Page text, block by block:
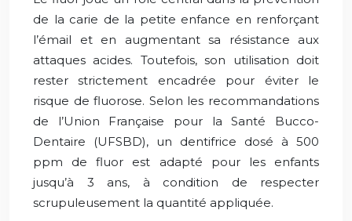
de la carie de la petite enfance en renforçant
l’émail et en augmentant sa résistance aux
attaques acides. Toutefois, son utilisation doit
rester strictement encadrée pour éviter le
risque de fluorose. Selon les recommandations
de l’Union Française pour la Santé Bucco-
Dentaire (UFSBD), un dentifrice dosé à 500
ppm de fluor est adapté pour les enfants
jusqu’à 3 ans, à condition de respecter
scrupuleusement la quantité appliquée.